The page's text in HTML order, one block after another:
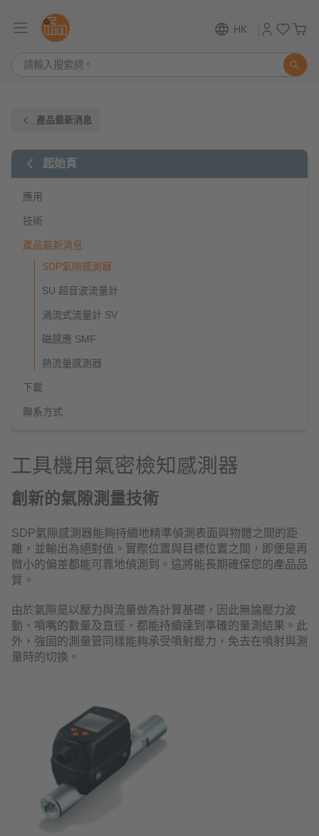
HK
產品最新消息
起始頁
應用
技術
產品最新消息
SDP氣隙感測器
SU 超音波流量計
渦流式流量計 SV
磁感應 SMF
熱流量感測器
下載
聯系方式
工具機用氣密檢知感測器
創新的氣隙測量技術
SDP氣隙感測器能夠持續地精準偵測表面與物體之間的距
離，並輸出為絕對值。實際位置與目標位置之間，即便是再
微小的偏差都能可靠地偵測到。這將能長期確保您的產品品
質。
由於氣隙是以壓力與流量做為計算基礎，因此無論壓力波
動、噴嘴的數量及直徑，都能持續達到準確的量測結果。此
外，強固的測量管同樣能夠承受噴射壓力，免去在噴射與測
量時的切換。